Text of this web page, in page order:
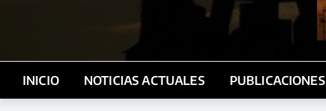
INICIO NOTICIAS ACTUALES PUBLICACIONES